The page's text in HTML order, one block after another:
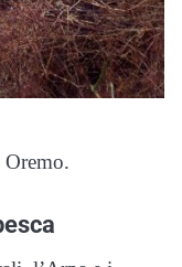
Oremo.